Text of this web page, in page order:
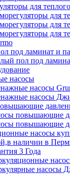
для
для
для
для
под ламинат и
пол под
насосы
насосы
насосы
повышающие
повышающие
насосы
наличии в
3 Года
насосы